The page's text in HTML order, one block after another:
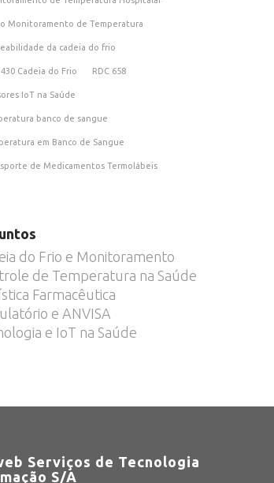
Monitoramento de Temperatura
da cadeia do frio
430 Cadeia do Frio RDC 658
IoT na Saúde
banco de sangue
em Banco de Sangue
de Medicamentos Termolábeis
do Frio e Monitoramento
de Temperatura na Saúde
Farmacêutica
e ANVISA
e IoT na Saúde
Serviços de Tecnologia
S/A